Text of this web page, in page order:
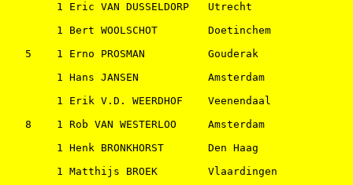
1 Eric VAN DUSSELDORP   Utrecht
1 Bert WOOLSCHOT        Doetinchem
5    1 Erno PROSMAN          Gouderak
1 Hans JANSEN           Amsterdam
1 Erik V.D. WEERDHOF    Veenendaal
8    1 Rob VAN WESTERLOO     Amsterdam
1 Henk BRONKHORST       Den Haag
1 Matthijs BROEK        Vlaardingen